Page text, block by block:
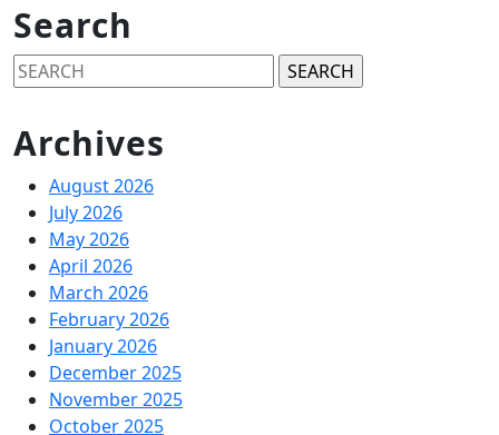
Search
Search
for:
Archives
August 2026
July 2026
May 2026
April 2026
March 2026
February 2026
January 2026
December 2025
November 2025
October 2025